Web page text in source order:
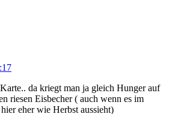
da kriegt man ja gleich Hunger auf
riesen Eisbecher ( auch wenn es im
eher wie Herbst aussieht)